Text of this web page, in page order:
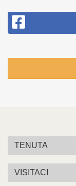
TENUTA
VISITACI